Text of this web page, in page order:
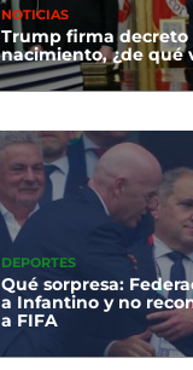
NOTICIAS
Trump firma
nacimiento, ¿de qué
DEPORTES
Qué sorpresa:
a Infantino y no
a FIFA